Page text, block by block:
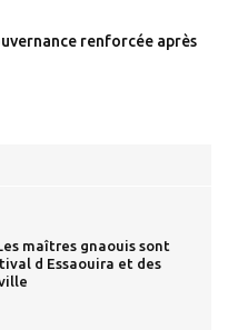
renforcée après
maîtres gnaouis sont
d Essaouira et des